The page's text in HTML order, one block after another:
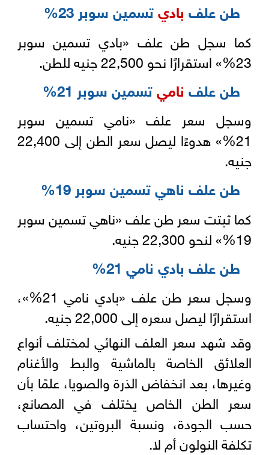
طن علف باديتسمين سوبر 23%
كما سجل طن علف «بادي تسمين سوبر
23%» استقرارًا نحو 22,500 جنيه للطن.
طن علف ناميتسمين سوبر 21%
وسجل سعر علف «نامي تسمين سوبر
21%» هدوءًا ليصل سعر الطن إلى 22,400
جنيه.
طن علف ناهي تسمين سوبر 19%
كما ثبتت سعر طن علف «ناهي تسمين سوبر
19%» لنحو 22,300 جنيه.
طن علف بادي نامي 21%
وسجل سعر طن علف «بادي نامي 21%»،
استقرارًا ليصل سعره إلى 22,000 جنيه.
وقد شهد سعر العلف النهائي لمختلف أنواع
العلائق الخاصة بالماشية والبط والأغنام
وغيرها، بعد انخفاض الذرة والصويا، علمًا بأن
سعر الطن الخاص يختلف في المصانع،
حسب الجودة، ونسبة البروتين، واحتساب
تكلفة النولون أم لا.